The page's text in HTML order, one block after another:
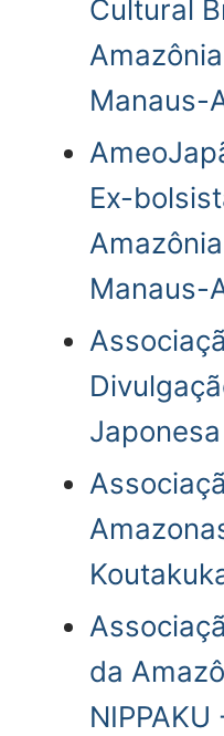
Cultural
Manaus-
Ex-
Manaus-
da